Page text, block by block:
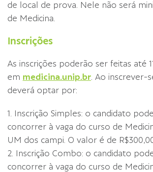
de local de prova. Nele não será
de Medicina.
Inscrições
As inscrições poderão ser feitas até
em medicina.unip.br. Ao inscrever-
deverá optar por:
1. Inscrição Simples: o candidato
concorrer à vaga do curso de
UM dos campi. O valor é de
2. Inscrição Combo: o candidato
concorrer à vaga do curso de